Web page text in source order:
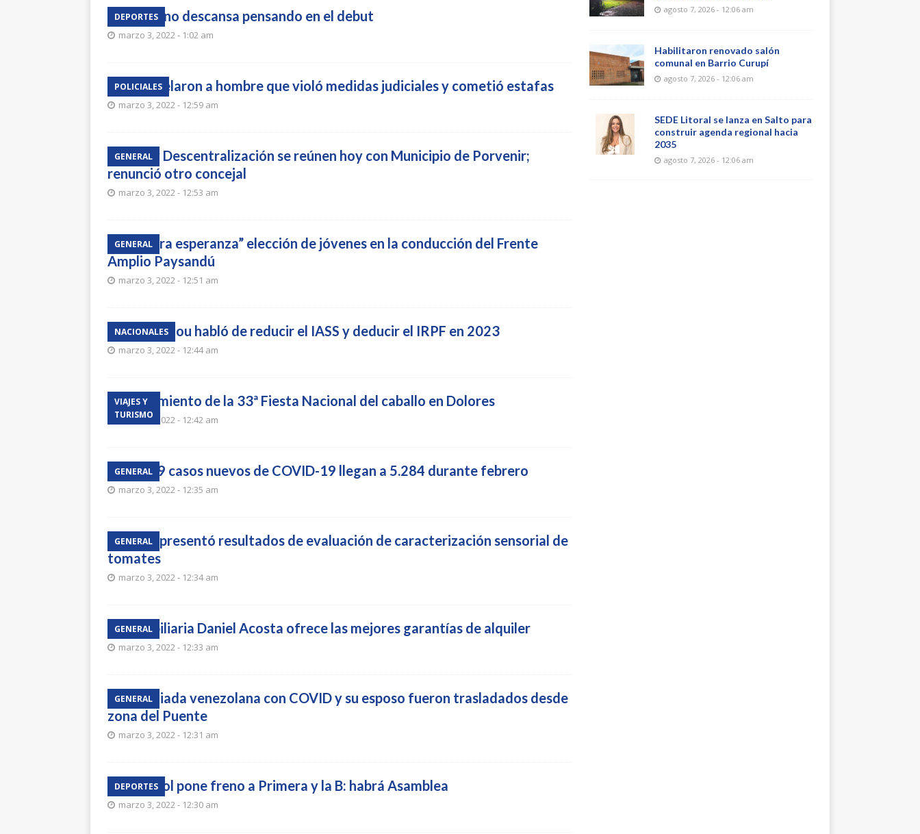
DEPORTES
Trébol no descansa pensando en el debut
marzo 3, 2022 - 1:02 am
POLICIALES
Encarcelaron a hombre que violó medidas judiciales y cometió estafas
marzo 3, 2022 - 12:59 am
GENERAL
OPP y Descentralización se reúnen hoy con Municipio de Porvenir;
renunció otro concejal
marzo 3, 2022 - 12:53 am
GENERAL
“Genera esperanza” elección de jóvenes en la conducción del Frente
Amplio Paysandú
marzo 3, 2022 - 12:51 am
NACIONALES
Lacalle Pou habló de reducir el IASS y deducir el IRPF en 2023
marzo 3, 2022 - 12:44 am
VIAJES Y
TURISMO
Lanzamiento de la 33ª Fiesta Nacional del caballo en Dolores
marzo 3, 2022 - 12:42 am
GENERAL
Con 39 casos nuevos de COVID-19 llegan a 5.284 durante febrero
marzo 3, 2022 - 12:35 am
GENERAL
UTEC presentó resultados de evaluación de caracterización sensorial de
tomates
marzo 3, 2022 - 12:34 am
GENERAL
Inmobiliaria Daniel Acosta ofrece las mejores garantías de alquiler
marzo 3, 2022 - 12:33 am
GENERAL
Refugiada venezolana con COVID y su esposo fueron trasladados desde
zona del Puente
marzo 3, 2022 - 12:31 am
DEPORTES
El fútbol pone freno a Primera y la B: habrá Asamblea
marzo 3, 2022 - 12:30 am
agosto 7, 2026 - 12:06 am
Habilitaron renovado salón
comunal en Barrio Curupí
agosto 7, 2026 - 12:06 am
SEDE Litoral se lanza en Salto para
construir agenda regional hacia
2035
agosto 7, 2026 - 12:06 am